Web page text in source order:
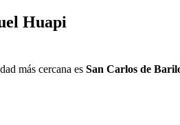
Huapi
más cercana es San Carlos de